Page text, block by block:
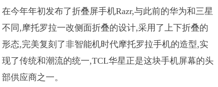
在今年年初发布了折叠屏手机Razr,与此前的华为和三星
不同,摩托罗拉一改侧面折叠的设计,采用了上下折叠的
形态,完美复刻了非智能机时代摩托罗拉手机的造型,实
现了传统和潮流的统一,TCL华星正是这块手机屏幕的头
部供应商之一。